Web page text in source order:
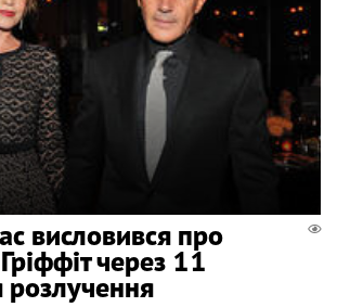
висловився про
через 11
розлучення